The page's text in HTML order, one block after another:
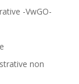
-VwGO-
non